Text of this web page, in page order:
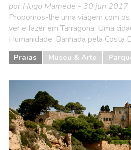
por Hugo Mamede - 30 jun 2017
Propomos-lhe uma viagem com
ver e fazer em Tarragona. Uma
Humanidade, Banhada pela Costa
Praias Museu & Arte